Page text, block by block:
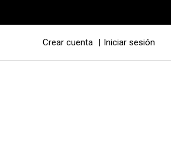
Crear cuenta Iniciar sesión